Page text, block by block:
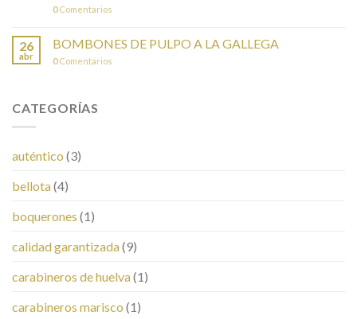
0Comentarios
26
abr
BOMBONES DE PULPO A LA GALLEGA
0Comentarios
CATEGORÍAS
auténtico (3)
bellota(4)
boquerones (1)
calidad garantizada(9)
carabineros de huelva(1)
carabineros marisco (1)